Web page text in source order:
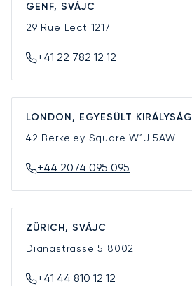
GENF, SVÁJC
29 Rue Lect 1217
+41 22 782 12 12
LONDON, EGYESÜLT KIRÁLYSÁG
42 Berkeley SquareW1J 5AW
+44 2074 095 095
ZÜRICH, SVÁJC
Dianastrasse 5 8002
+41 44 810 12 12